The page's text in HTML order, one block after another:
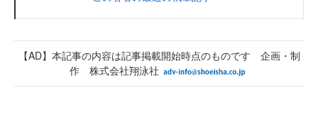
【AD】本記事の内容は記事掲載開始時点のものです 企画・制
作 株式会社翔泳社